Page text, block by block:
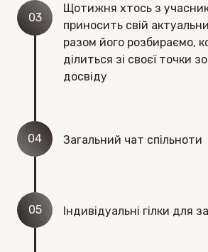
03
Щотижня хтось з
приносить свій
разом його розбираємо,
ділиться зі своєї точки
досвіду
04 Загальний чат спільноти
05 Індивідуальні гілки для